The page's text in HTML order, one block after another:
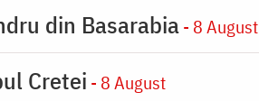
din Basarabia- 8 August
Cretei - 8 August